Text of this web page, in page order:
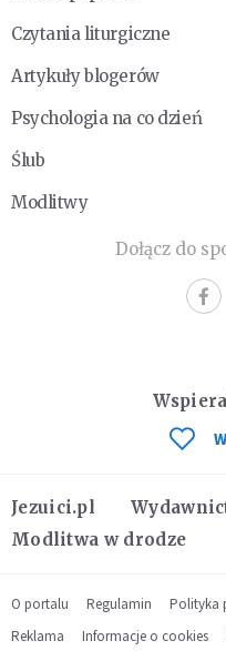
Czytania liturgiczne
Artykuły blogerów
Psychologia na co dzień
Ślub
Modlitwy
Dołącz do
Jezuici.pl
Modlitwa w drodze
O portalu Regulamin Polityka
Reklama
Informacje o cookies